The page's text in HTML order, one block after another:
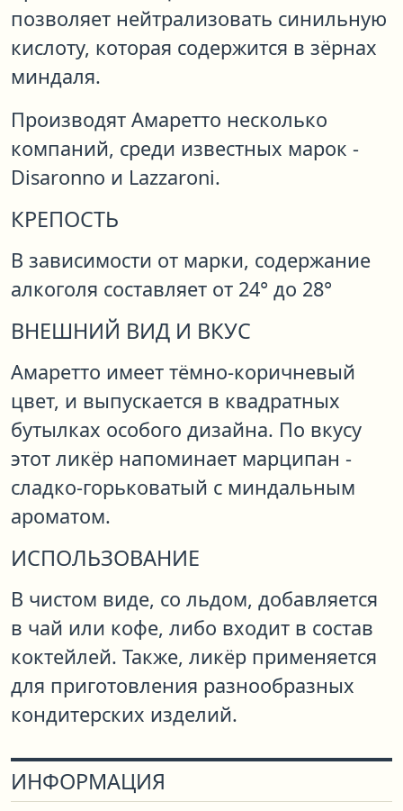
позволяет нейтрализовать синильную
кислоту, которая содержится в зёрнах
миндаля.
Производят Амаретто несколько
компаний, среди известных марок -
Disaronno и Lazzaroni.
КРЕПОСТЬ
В зависимости от марки, содержание
алкоголя составляет от 24° до 28°
ВНЕШНИЙ ВИД И ВКУС
Амаретто имеет тёмно-коричневый
цвет, и выпускается в квадратных
бутылках особого дизайна. По вкусу
этот ликёр напоминает марципан -
сладко-горьковатый с миндальным
ароматом.
ИСПОЛЬЗОВАНИЕ
В чистом виде, со льдом, добавляется
в чай или кофе, либо входит в состав
коктейлей. Также, ликёр применяется
для приготовления разнообразных
кондитерских изделий.
ИНФОРМАЦИЯ